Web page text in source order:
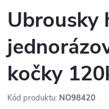
Ubrousky
kočky
Kód produktu: NO98420